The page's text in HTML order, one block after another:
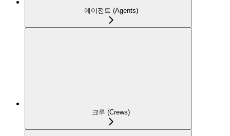
에이전트 (Agents)
크루 (Crews)